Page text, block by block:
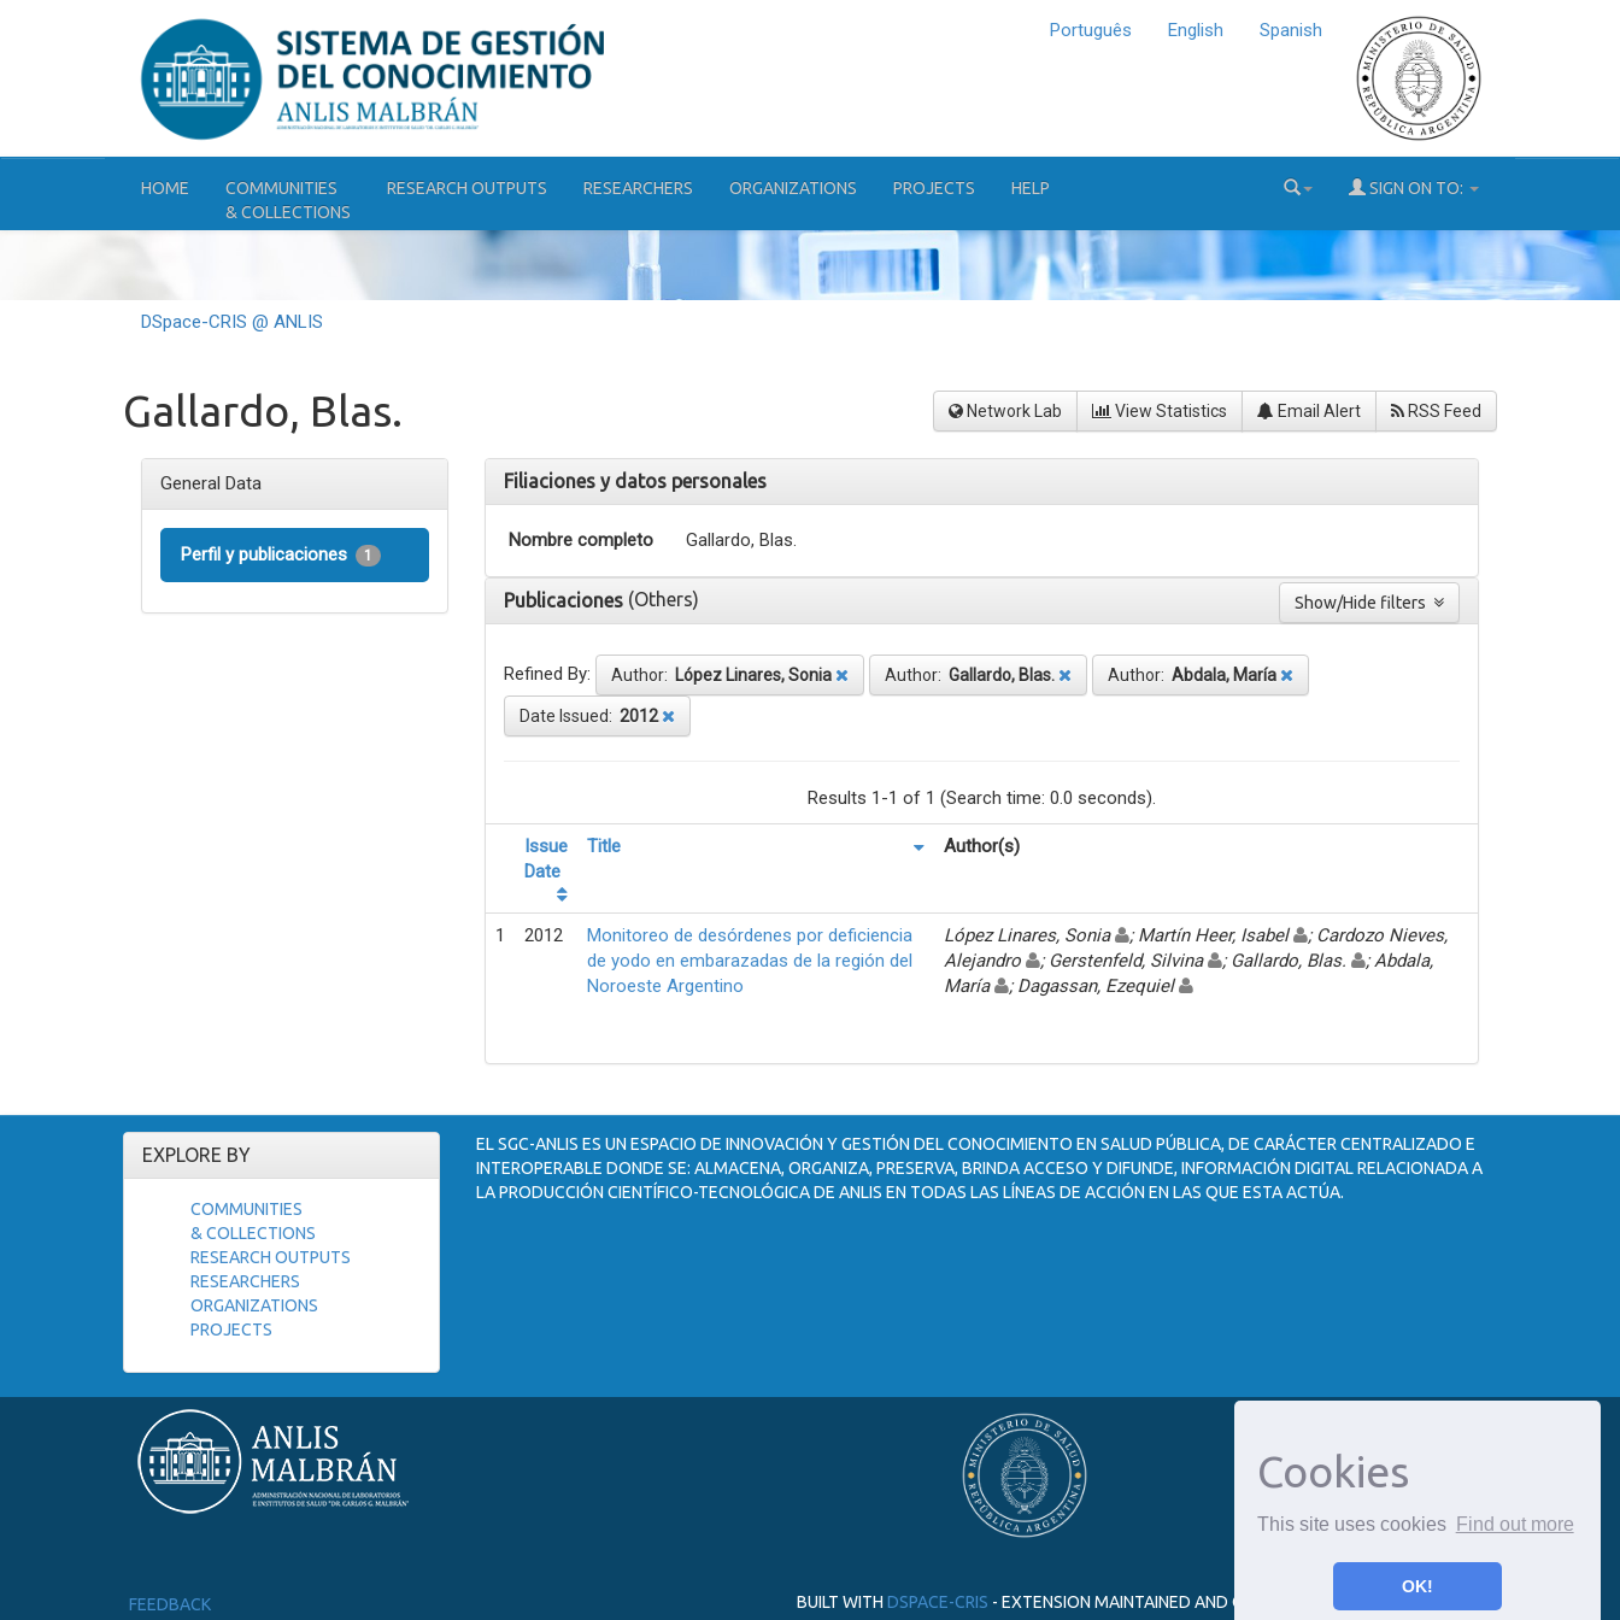
Cookies
This site uses cookies Find out more
OK!
Português English Spanish
HOME
COMMUNITIES
& COLLECTIONS
RESEARCH OUTPUTS RESEARCHERS ORGANIZATIONS PROJECTS HELP SIGN ON TO:
DSpace-CRIS @ ANLIS
Gallardo, Blas. Network Lab View Statistics Email Alert RSS Feed
General Data
Perfil y publicaciones 1
Filiaciones y datos personales
Nombre completo Gallardo, Blas.
Publicaciones (Others)
Refined By: Author: López Linares, Sonia Author: Gallardo, Blas. Author: Abdala, María
Date Issued: 2012
Results 1-1 of 1 (Search time: 0.0 seconds).
Issue
Date
Title Author(s)
1 2012
Monitoreo de desórdenes por deficiencia
de yodo en embarazadas de la región del
Noroeste Argentino
López Linares, Sonia ; Martín Heer, Isabel
; Cardozo Nieves,
Alejandro
; Gerstenfeld, Silvina ; Gallardo, Blas.
; Abdala,
María
; Dagassan, Ezequiel
EXPLORE BY
COMMUNITIES
& COLLECTIONS
RESEARCH OUTPUTS
RESEARCHERS
ORGANIZATIONS
PROJECTS
EL SGC-ANLIS ES UN ESPACIO DE INNOVACIÓN Y GESTIÓN DEL CONOCIMIENTO EN SALUD PÚBLICA, DE CARÁCTER CENTRALIZADO E
INTEROPERABLE DONDE SE: ALMACENA, ORGANIZA, PRESERVA, BRINDA ACCESO Y DIFUNDE, INFORMACIÓN DIGITAL RELACIONADA A
LA PRODUCCIÓN CIENTÍFICO-TECNOLÓGICA DE ANLIS EN TODAS LAS LÍNEAS DE ACCIÓN EN LAS QUE ESTA ACTÚA.
FEEDBACK BUILT WITH DSPACE-CRIS - EXTENSION MAINTAINED AND OPTIMIZED BY